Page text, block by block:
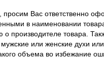
просим Вас ответственно
в наименовании
производителе товара.
или женские духи
объема во избежание